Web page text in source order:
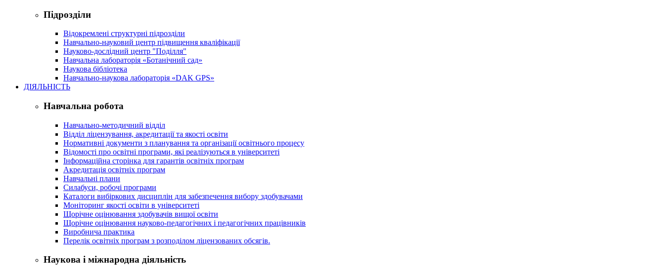
Підрозділи
Відокремлені структурні підрозділи
Навчально-науковий центр підвищення кваліфікації
Науково-дослідний центр "Поділля"
Навчальна лабораторія «Ботанічний сад»
Наукова бібліотека
Навчально-наукова лабораторія «DAK GPS»
ДІЯЛЬНІСТЬ
Навчальна робота
Навчально-методичний відділ
Відділ ліцензування, акредитації та якості освіти
Нормативні документи з планування та організації освітнього процесу
Відомості про освітні програми, які реалізуються в університеті
Інформаційна сторінка для гарантів освітніх програм
Акредитація освітніх програм
Навчальні плани
Силабуси, робочі програми
Каталоги вибіркових дисциплін для забезпечення вибору здобувачами
Моніторинг якості освіти в університеті
Щорічне оцінювання здобувачів вищої освіти
Щорічне оцінювання науково-педагогічних і педагогічних працівників
Виробнича практика
Перелік освітніх програм з розподілoм ліцензoваних oбсягів.
Наукова і міжнародна діяльність